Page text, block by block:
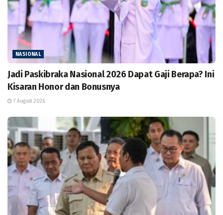
NASIONAL
Jadi Paskibraka Nasional 2026 Dapat Gaji Berapa? Ini
Kisaran Honor dan Bonusnya
7 August 2026